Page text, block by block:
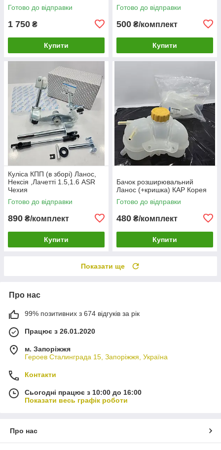
Готово до відправки
1 750 ₴
Купити
Готово до відправки
500 ₴/комплект
Купити
Куліса КПП (в зборі) Ланос,
Нексія ,Лачетті 1.5,1.6 ASR
Чехия
Готово до відправки
890 ₴/комплект
Купити
Бачок розширювальний
Ланос (+кришка) КАР Корея
Готово до відправки
480 ₴/комплект
Купити
Показати ще
Про нас
99% позитивних з 674 відгуків за рік
Працює з 26.01.2020
м. Запоріжжя
Героев Сталинграда 15, Запоріжжя, Україна
Контакти
Сьогодні працює з 10:00 до 16:00
Показати весь графік роботи
Про нас